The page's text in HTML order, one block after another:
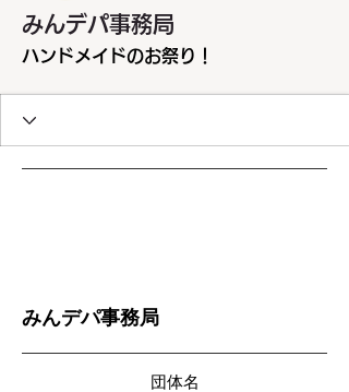
みんデパ事務局
ハンドメイドのお祭り！
みんデパ事務局
団体名